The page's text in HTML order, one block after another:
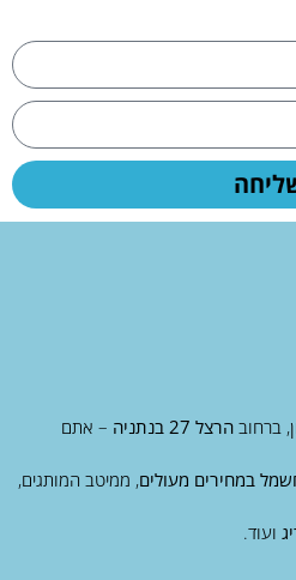
ברחוב הרצל 27 בנתניה
– אתם
במחירים מעולים, ממיטב המותגים,
ועוד.